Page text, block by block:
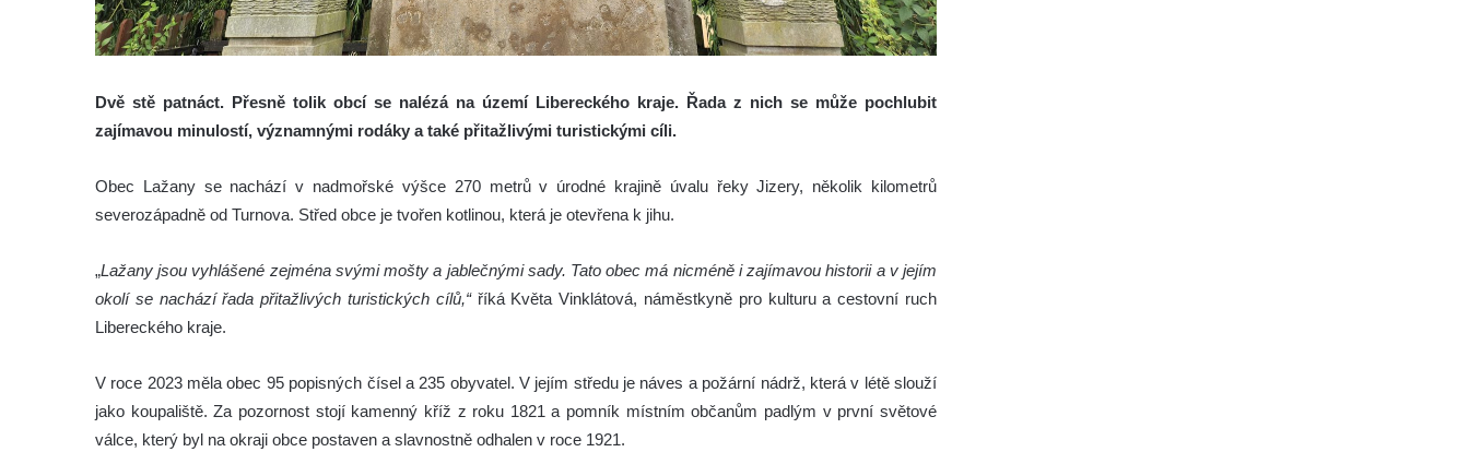
Dvě stě patnáct. Přesně tolik obcí se nalézá na území Libereckého kraje. Řada z nich se může pochlubit
zajímavou minulostí, významnými rodáky a také přitažlivými turistickými cíli.
Obec Lažany se nachází v nadmořské výšce 270 metrů v úrodné krajině úvalu řeky Jizery, několik kilometrů
severozápadně od Turnova. Střed obce je tvořen kotlinou, která je otevřena k jihu.
„Lažany jsou vyhlášené zejména svými mošty a jablečnými sady. Tato obec má nicméně i zajímavou historii a v jejím
okolí se nachází řada přitažlivých turistických cílů,“ říká Květa Vinklátová, náměstkyně pro kulturu a cestovní ruch
Libereckého kraje.
V roce 2023 měla obec 95 popisných čísel a 235 obyvatel. V jejím středu je náves a požární nádrž, která v létě slouží
jako koupaliště. Za pozornost stojí kamenný kříž z roku 1821 a pomník místním občanům padlým v první světové
válce, který byl na okraji obce postaven a slavnostně odhalen v roce 1921.